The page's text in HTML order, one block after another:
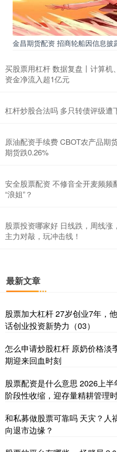
金昌期货配资 招商轮船因信息披
买股票用杠杆 数据复盘丨计算机
资金净流入超1亿元
杠杆炒股合法吗 多只转债评级遭
原油配资手续费 CBOT农产品期
期货跌0.26%
安全股票配资 不修音全开麦频频
“浪姐”？
股票投资哪家好 日线跌，周线涨
主力对敲，玩冲击线！
最新文章
股票加大杠杆 27岁创业7年，
话创业投资新势力（03）
怎么申请炒股杠杆 原奶价格淡
期迎来回血时刻
股票配资是什么意思 2026上
阶段性收缩，迎存量精耕管理
和私募做股票可靠吗 天灾？人
向退市边缘？